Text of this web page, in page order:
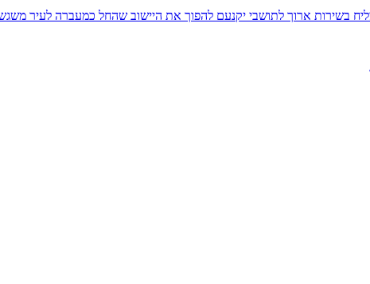
בשירות ארוך לתושבי יקנעם להפוך את היישוב שהחל כמעברה לעיר